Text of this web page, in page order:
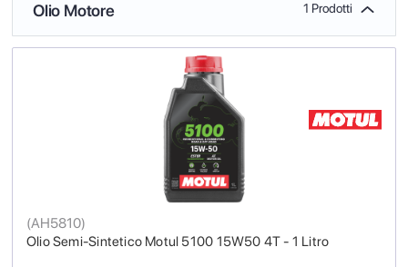
Olio Motore 1 Prodotti
Olio Semi-Sintetico Motul 5100 15W50 4T - 1 Litro
(AH5810)